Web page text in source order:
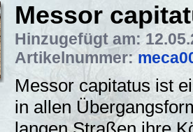
Messor
Hinzugefügt am:
Artikelnummer:
Messor capitatus ist
in allen